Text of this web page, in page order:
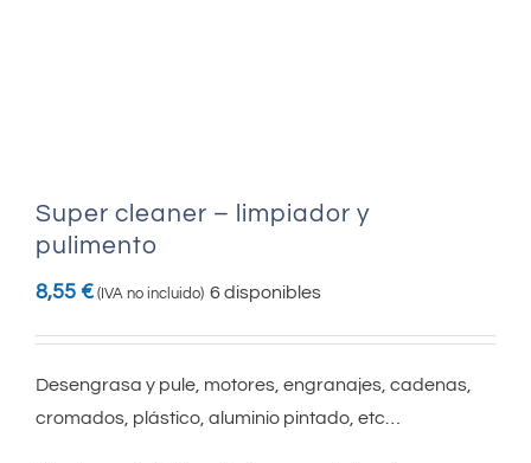
Super cleaner – limpiador y
pulimento
8,55 € (IVA no incluido) 6 disponibles
Desengrasa y pule, motores, engranajes, cadenas,
cromados, plástico, aluminio pintado, etc…